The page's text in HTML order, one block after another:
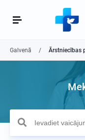
Galvenā Ārstniecības